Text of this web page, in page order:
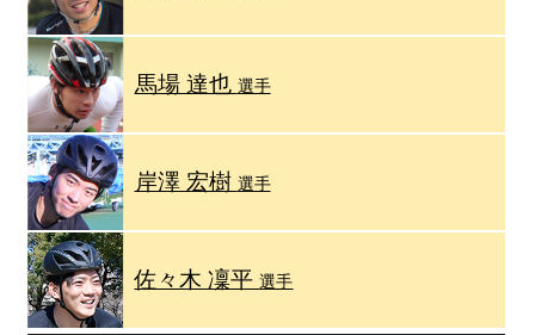
馬場 達也 選手
岸澤 宏樹 選手
佐々木 凜平選手